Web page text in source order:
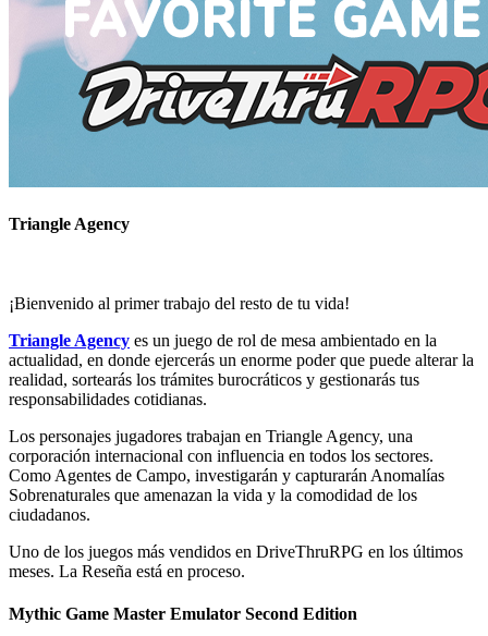
Triangle Agency
¡Bienvenido al primer trabajo del resto de tu vida!
Triangle Agency es un juego de rol de mesa ambientado en la
actualidad, en donde ejercerás un enorme poder que puede alterar la
realidad, sortearás los trámites burocráticos y gestionarás tus
responsabilidades cotidianas.
Los personajes jugadores trabajan en Triangle Agency, una
corporación internacional con influencia en todos los sectores.
Como Agentes de Campo, investigarán y capturarán Anomalías
Sobrenaturales que amenazan la vida y la comodidad de los
ciudadanos.
Uno de los juegos más vendidos en DriveThruRPG en los últimos
meses. La Reseña está en proceso.
Mythic Game Master Emulator Second Edition